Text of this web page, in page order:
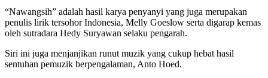
“Nawangsih” adalah hasil karya penyanyi yang juga merupakan
penulis lirik tersohor Indonesia, Melly Goeslow serta digarap kemas
oleh sutradara Hedy Suryawan selaku pengarah.
Siri ini juga menjanjikan runut muzik yang cukup hebat hasil
sentuhan pemuzik berpengalaman, Anto Hoed.